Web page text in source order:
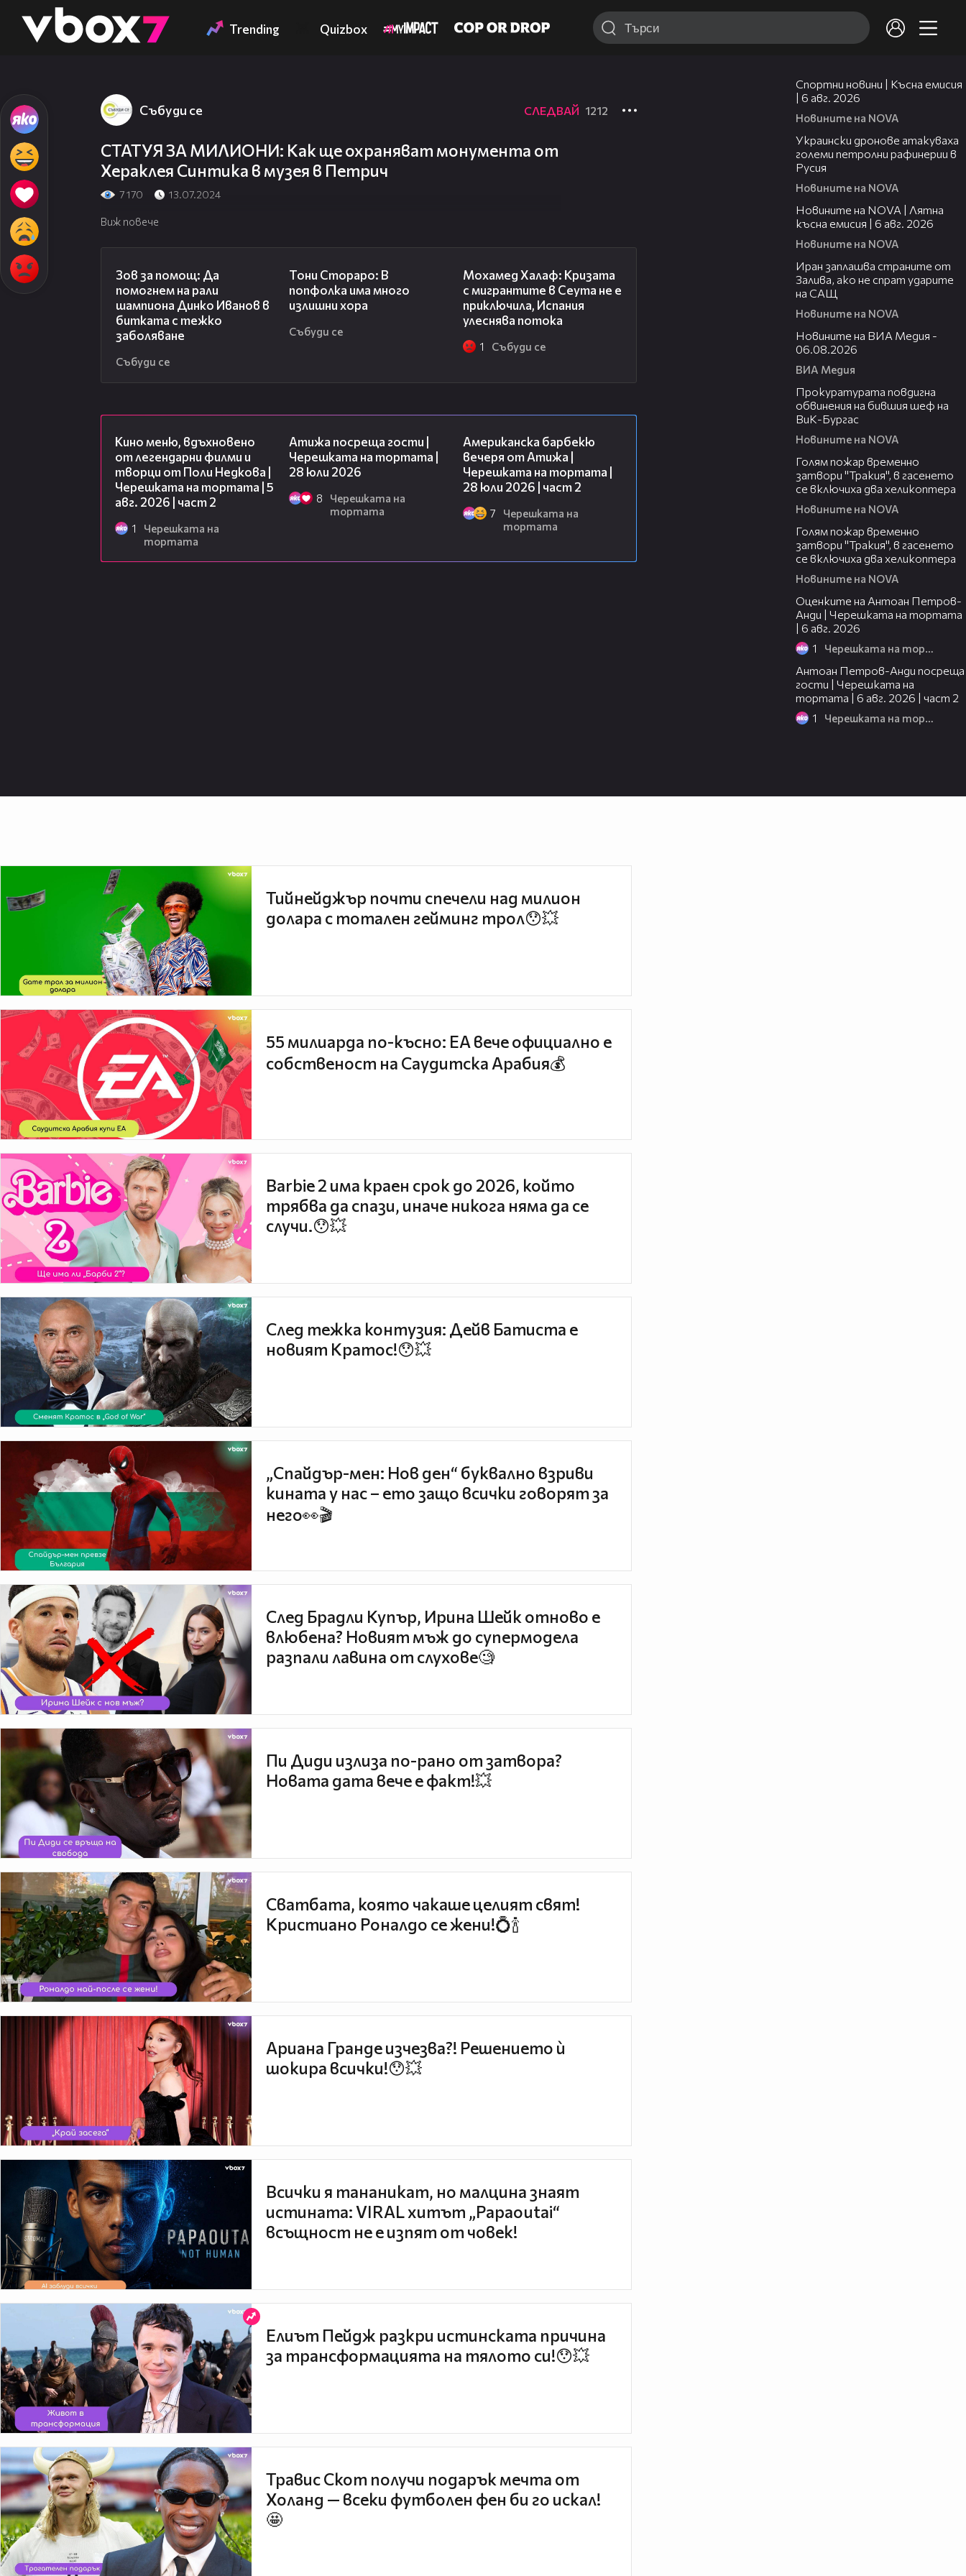
👾 Trending Quizbox
Събуди се СЛЕДВАЙ 1212
СТАТУЯ ЗА МИЛИОНИ: Как ще охраняват монумента от
Хераклея Синтика в музея в Петрич
7 170 13.07.2024
Виж повече
Зов за помощ: Да
помогнем на рали
шампиона Динко Иванов в
битката с тежко
заболяване
Събуди се
Тони Стораро: В
попфолка има много
излишни хора
Събуди се
Мохамед Халаф: Кризата
с мигрантите в Сеута не е
приключила, Испания
улеснява потока
1 Събуди се
Кино меню, вдъхновено
от легендарни филми и
творци от Поли Недкова |
Черешката на тортата | 5
авг. 2026 | част 2
1
Черешката на
тортата
Атижа посреща гости |
Черешката на тортата |
28 юли 2026
8
Черешката на
тортата
Американска барбекю
вечеря от Атижа |
Черешката на тортата |
28 юли 2026 | част 2
7
Черешката на
тортата
Спортни новини | Късна емисия
| 6 авг. 2026
Новините на NOVA
Украински дронове атакуваха
големи петролни рафинерии в
Русия
Новините на NOVA
Новините на NOVA | Лятна
късна емисия | 6 авг. 2026
Новините на NOVA
Иран заплашва страните от
Залива, ако не спрат ударите
на САЩ
Новините на NOVA
Новините на ВИА Медия -
06.08.2026
ВИА Медия
Прокуратурата повдигна
обвинения на бившия шеф на
ВиК-Бургас
Новините на NOVA
Голям пожар временно
затвори "Тракия", в гасенето
се включиха два хеликоптера
Новините на NOVA
Голям пожар временно
затвори "Тракия", в гасенето
се включиха два хеликоптера
Новините на NOVA
Оценките на Антоан Петров-
Анди | Черешката на тортата
| 6 авг. 2026
1 Черешката на тортата
Антоан Петров-Анди посреща
гости | Черешката на
тортата | 6 авг. 2026 | част 2
1 Черешката на тортата
Тийнейджър почти спечели над милион
долара с тотален гейминг трол😯💥
55 милиарда по-късно: EA вече официално е
собственост на Саудитска Арабия💰
Barbie 2 има краен срок до 2026, който
трябва да спази, иначе никога няма да се
случи.😯💥
След тежка контузия: Дейв Батиста е
новият Кратос!😯💥
„Спайдър-мен: Нов ден“ буквално взриви
кината у нас – ето защо всички говорят за
него👀🎬
След Брадли Купър, Ирина Шейк отново е
влюбена? Новият мъж до супермодела
разпали лавина от слухове🧐
Пи Диди излиза по-рано от затвора?
Новата дата вече е факт!💥
Сватбата, която чакаше целият свят!
Кристиано Роналдо се жени!💍🍾
Ариана Гранде изчезва?! Решението ѝ
шокира всички!😯💥
Всички я тананикат, но малцина знаят
истината: VIRAL хитът „Papaoutai“
всъщност не е изпят от човек!
Елиът Пейдж разкри истинската причина
за трансформацията на тялото си!😯💥
Травис Скот получи подарък мечта от
Холанд — всеки футболен фен би го искал!
🤩